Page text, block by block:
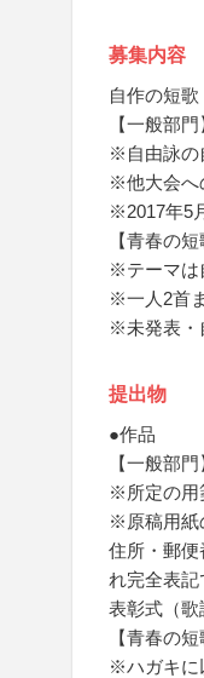
募集内容
自作の短歌
【一般部門
※自由詠の
※他大会へ
※2017年5
【青春の短
※テーマは
※一人2首
※未発表・
提出物
●作品
【一般部門
※所定の用
※原稿用紙
住所・郵
れ完全表記
表彰式（歌
【青春の短
※ハガキに